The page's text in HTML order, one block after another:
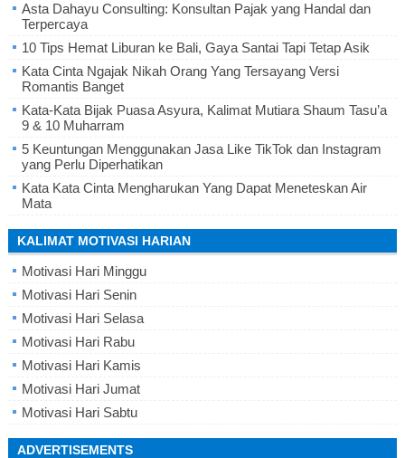
Asta Dahayu Consulting: Konsultan Pajak yang Handal dan
Terpercaya
10 Tips Hemat Liburan ke Bali, Gaya Santai Tapi Tetap Asik
Kata Cinta Ngajak Nikah Orang Yang Tersayang Versi
Romantis Banget
Kata-Kata Bijak Puasa Asyura, Kalimat Mutiara Shaum Tasu’a
9 & 10 Muharram
5 Keuntungan Menggunakan Jasa Like TikTok dan Instagram
yang Perlu Diperhatikan
Kata Kata Cinta Mengharukan Yang Dapat Meneteskan Air
Mata
KALIMAT MOTIVASI HARIAN
Motivasi Hari Minggu
Motivasi Hari Senin
Motivasi Hari Selasa
Motivasi Hari Rabu
Motivasi Hari Kamis
Motivasi Hari Jumat
Motivasi Hari Sabtu
ADVERTISEMENTS